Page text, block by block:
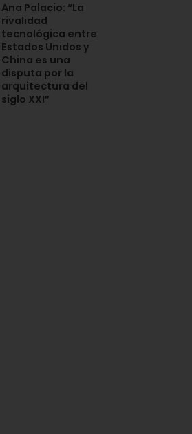
Ana Palacio: “La
rivalidad
tecnológica entre
Estados Unidos y
China es una
disputa por la
arquitectura del
siglo XXI”